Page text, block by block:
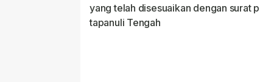
yang telah disesuaikan dengan surat
tapanuli Tengah